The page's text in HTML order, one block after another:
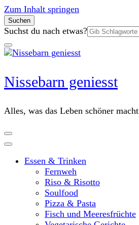
Zum Inhalt springen
Suchen
Suchen
nach:
Suchst du nach etwas?
Nissebarn geniesst
Alles, was das Leben schöner macht
Essen & Trinken
Fernweh
Riso & Risotto
Soulfood
Pizza & Pasta
Fisch und Meeresfrüchte